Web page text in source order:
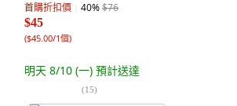
首購折扣價 40%$76
$45
($45.00/1個)
明天 8/10 (一) 預計送達
(15)